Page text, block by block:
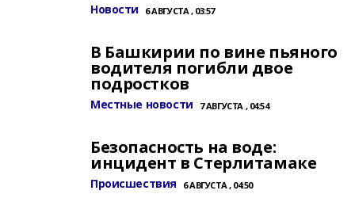
Новости 6 АВГУСТА , 03:57
В Башкирии по вине пьяного
водителя погибли двое
подростков
Местные новости 7 АВГУСТА , 04:54
Безопасность на воде:
инцидент в Стерлитамаке
Происшествия 6 АВГУСТА , 04:50